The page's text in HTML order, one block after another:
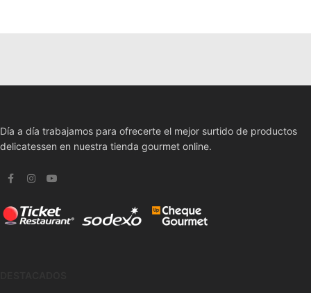
Día a día trabajamos para ofrecerte el mejor surtido de productos
delicatessen en nuestra tienda gourmet online.